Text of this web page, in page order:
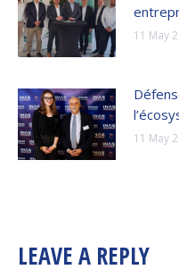
11 May
11 May
LEAVE A REPLY